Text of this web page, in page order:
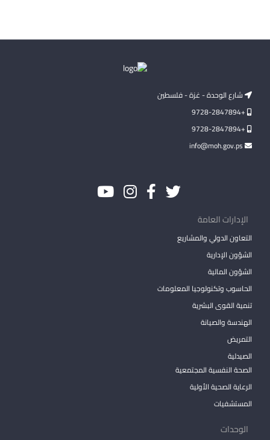
شارع الوحدة - غزة - فلسطين
+9728-2847894
+9728-2847894
الإدارات العامة
التعاون الدولي والمشاريع
الشؤون الإدارية
الشؤون المالية
الحاسوب وتكنولوجيا المعلومات
تنمية القوى البشرية
الهندسة والصيانة
التمريض
الصيدلية
الصحة النفسية المجتمعية
الرعاية الصحية الأولية
المستشفيات
الوحدات